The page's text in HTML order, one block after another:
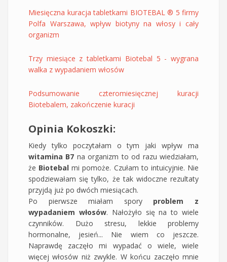
Miesięczna kuracja tabletkami BIOTEBAL ® 5 firmy
Polfa Warszawa, wpływ biotyny na włosy i cały
organizm
Trzy miesiące z tabletkami Biotebal 5 - wygrana
walka z wypadaniem włosów
Podsumowanie czteromiesięcznej kuracji
Biotebalem, zakończenie kuracji
Opinia Kokoszki:
Kiedy tylko poczytałam o tym jaki wpływ ma
witamina B7 na organizm to od razu wiedziałam,
że Biotebal mi pomoże. Czułam to intuicyjnie. Nie
spodziewałam się tylko, że tak widoczne rezultaty
przyjdą już po dwóch miesiącach.
Po pierwsze miałam spory problem z
wypadaniem włosów. Nałożyło się na to wiele
czynników. Dużo stresu, lekkie problemy
hormonalne, jesień... Nie wiem co jeszcze.
Naprawdę zaczęło mi wypadać o wiele, wiele
więcej włosów niż zwykle. W końcu zaczęło mnie